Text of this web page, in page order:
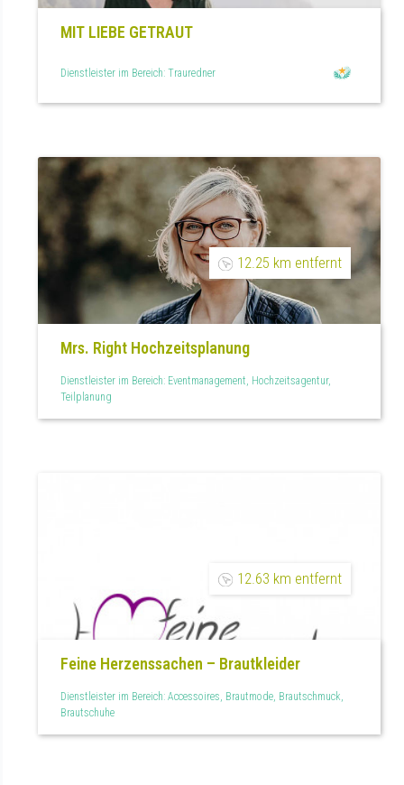
MIT LIEBE GETRAUT
Dienstleister im Bereich: Trauredner
12.25 km entfernt
Mrs. Right Hochzeitsplanung
Dienstleister im Bereich: Eventmanagement, Hochzeitsagentur,
Teilplanung
12.63 km entfernt
Feine Herzenssachen – Brautkleider
Dienstleister im Bereich: Accessoires, Brautmode, Brautschmuck,
Brautschuhe